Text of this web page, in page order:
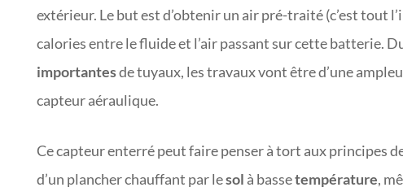
extérieur. Le but est d’obtenir un air pré-traité (c’est tout
calories entre le fluide et l’air passant sur cette batterie.
importantesde tuyaux, les travaux vont être d’une
capteur aéraulique.
Ce capteur enterré peut faire penser à tort aux principes
d’un plancher chauffant par lesol à bassetempérature,